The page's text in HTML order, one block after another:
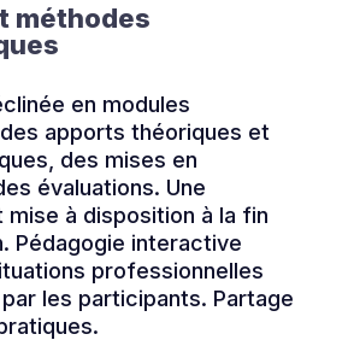
méthodes
en modules
apports théoriques et
des mises en
évaluations. Une
à disposition à la fin
Pédagogie interactive
professionnelles
les participants. Partage